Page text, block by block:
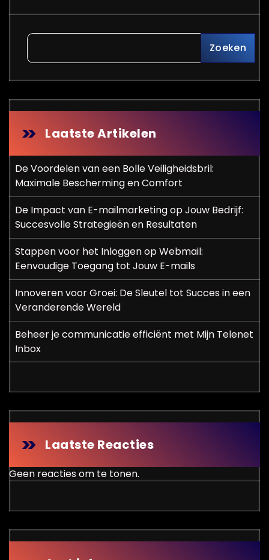
Zoeken
Laatste Artikelen
De Voordelen van een Bolle Veiligheidsbril:
Maximale Bescherming en Comfort
De Impact van E-mailmarketing op Jouw Bedrijf:
Succesvolle Strategieën en Resultaten
Stappen voor het Inloggen op Webmail:
Eenvoudige Toegang tot Jouw E-mails
Innoveren voor Groei: De Sleutel tot Succes in een
Veranderende Wereld
Beheer je communicatie efficiënt met Mijn Telenet
Inbox
Laatste Reacties
Geen reacties om te tonen.